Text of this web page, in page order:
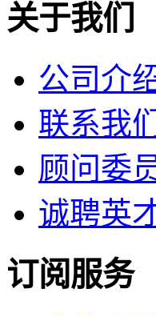
关于我们
公司介
联系我们
顾问委
诚聘英
订阅服务